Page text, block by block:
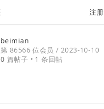
注册
beimian
第 86566 位会员 / 2023-10-10
0 篇帖子 • 1 条回帖